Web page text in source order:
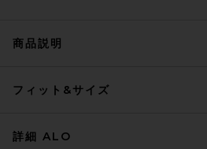
Funnel Neck Pullover in
商品説明
フィット&サイズ
詳細 ALO